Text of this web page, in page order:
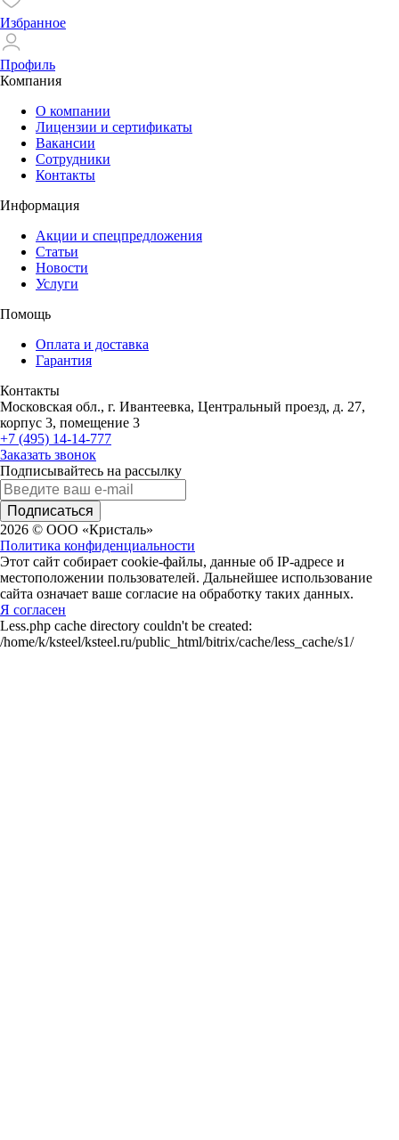
Избранное
Профиль
Компания
О компании
Лицензии и сертификаты
Вакансии
Сотрудники
Контакты
Информация
Акции и спецпредложения
Статьи
Новости
Услуги
Помощь
Оплата и доставка
Гарантия
Контакты
Московская обл., г. Ивантеевка, Центральный проезд, д. 27,
корпус 3, помещение 3
+7 (495) 14-14-777
Заказать звонок
Подписывайтесь на рассылку
Подписаться
2026 © ООО «Кристаль»
Политика конфиденциальности
Этот сайт собирает cookie-файлы, данные об IP-адресе и
местоположении пользователей. Дальнейшее использование
сайта означает ваше согласие на обработку таких данных.
Я согласен
Less.php cache directory couldn't be created:
/home/k/ksteel/ksteel.ru/public_html/bitrix/cache/less_cache/s1/